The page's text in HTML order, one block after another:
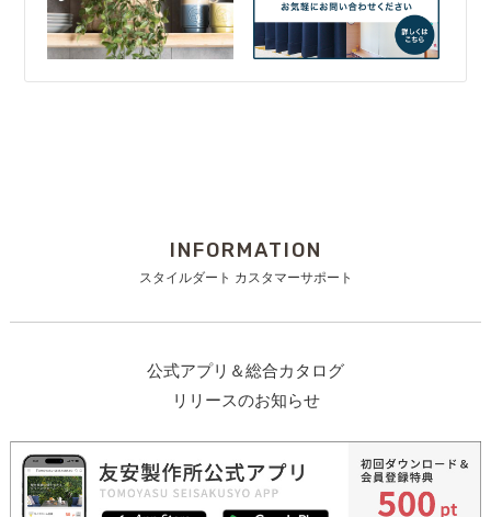
INFORMATION
スタイルダート カスタマーサポート
公式アプリ＆総合カタログ
リリースのお知らせ